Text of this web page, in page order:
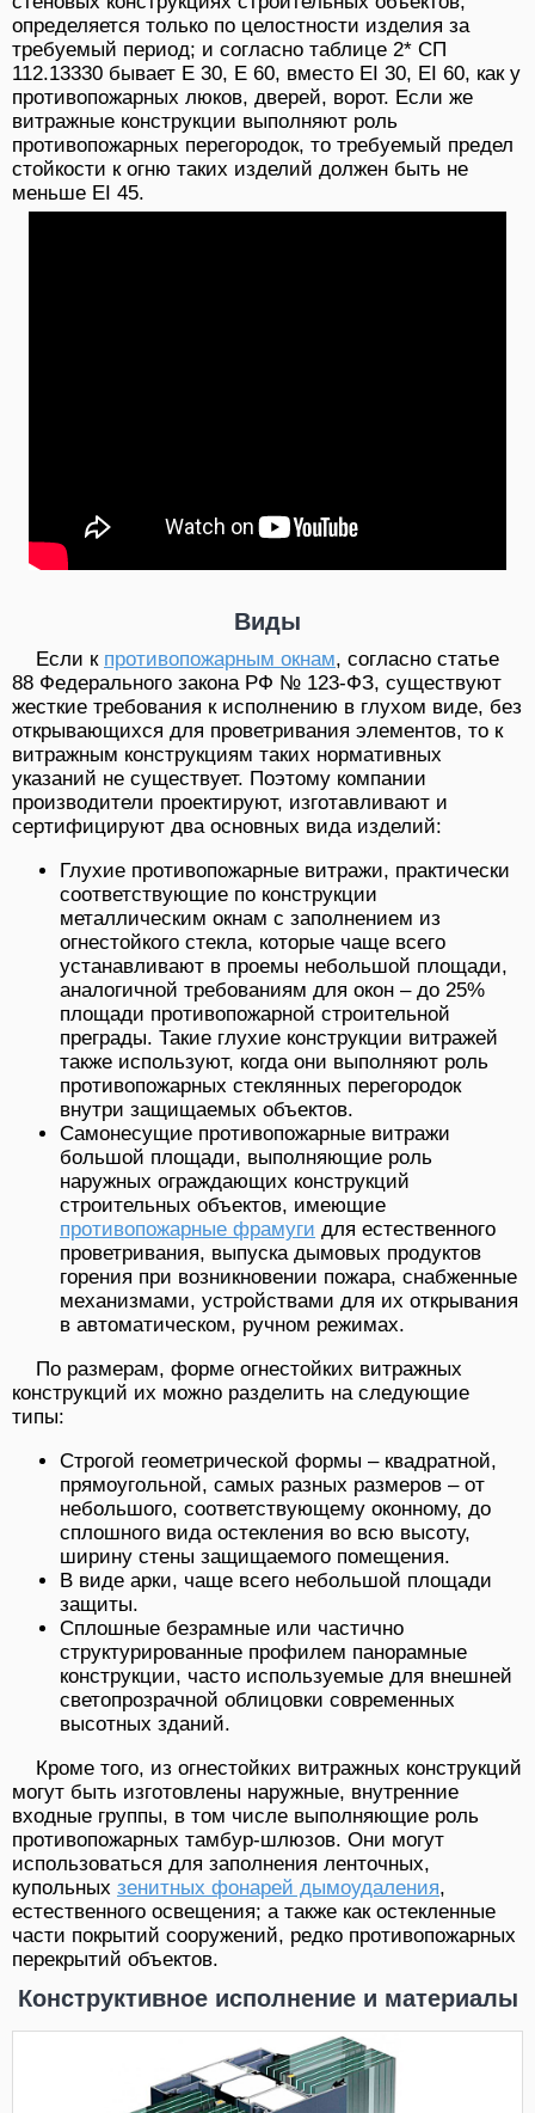
определяется только по целостности изделия за
требуемый период; и согласно таблице 2* СП
112.13330 бывает Е 30, Е 60, вместо EI 30, EI 60, как у
противопожарных люков, дверей, ворот. Если же
витражные конструкции выполняют роль
противопожарных перегородок, то требуемый предел
стойкости к огню таких изделий должен быть не
меньше EI 45.
Виды
Если к противопожарным окнам, согласно статье
88 Федерального закона РФ № 123-ФЗ, существуют
жесткие требования к исполнению в глухом виде, без
открывающихся для проветривания элементов, то к
витражным конструкциям таких нормативных
указаний не существует. Поэтому компании
производители проектируют, изготавливают и
сертифицируют два основных вида изделий:
Глухие противопожарные витражи, практически
соответствующие по конструкции
металлическим окнам с заполнением из
огнестойкого стекла, которые чаще всего
устанавливают в проемы небольшой площади,
аналогичной требованиям для окон – до 25%
площади противопожарной строительной
преграды. Такие глухие конструкции витражей
также используют, когда они выполняют роль
противопожарных стеклянных перегородок
внутри защищаемых объектов.
Самонесущие противопожарные витражи
большой площади, выполняющие роль
наружных ограждающих конструкций
строительных объектов, имеющие
противопожарные фрамуги для естественного
проветривания, выпуска дымовых продуктов
горения при возникновении пожара, снабженные
механизмами, устройствами для их открывания
в автоматическом, ручном режимах.
По размерам, форме огнестойких витражных
конструкций их можно разделить на следующие
типы:
Строгой геометрической формы – квадратной,
прямоугольной, самых разных размеров – от
небольшого, соответствующему оконному, до
сплошного вида остекления во всю высоту,
ширину стены защищаемого помещения.
В виде арки, чаще всего небольшой площади
защиты.
Сплошные безрамные или частично
структурированные профилем панорамные
конструкции, часто используемые для внешней
светопрозрачной облицовки современных
высотных зданий.
Кроме того, из огнестойких витражных конструкций
могут быть изготовлены наружные, внутренние
входные группы, в том числе выполняющие роль
противопожарных тамбур-шлюзов. Они могут
использоваться для заполнения ленточных,
купольных зенитных фонарей дымоудаления,
естественного освещения; а также как остекленные
части покрытий сооружений, редко противопожарных
перекрытий объектов.
Конструктивное исполнение и материалы